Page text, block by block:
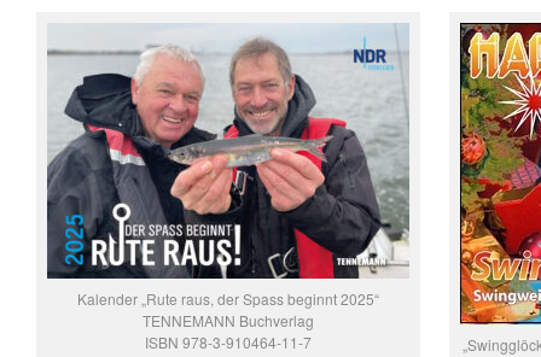
Kalender „Rute raus, der Spass beginnt 2025“
TENNEMANN Buchverlag
ISBN 978-3-910464-11-7